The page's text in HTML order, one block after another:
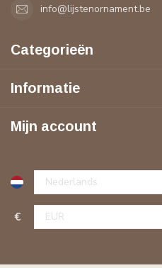
info@lijstenornament.be
Categorieën
Informatie
Mijn account
€